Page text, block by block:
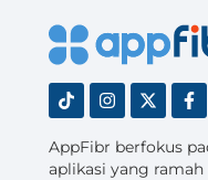
AppFibr berfokus
aplikasi yang